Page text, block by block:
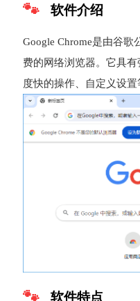
软件介绍
Google Chrome是由谷
费的网络浏览器。它具
度快的操作、自定义设置
软件特点